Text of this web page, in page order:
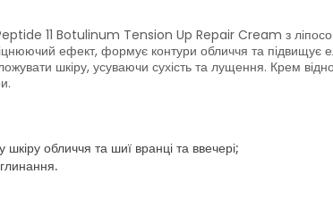
11 Botulinum Tension Up Repair Cream з
ефект, формує контури обличчя та підвищує
шкіру, усуваючи сухість та лущення. Крем
обличчя та шиї вранці та ввечері;